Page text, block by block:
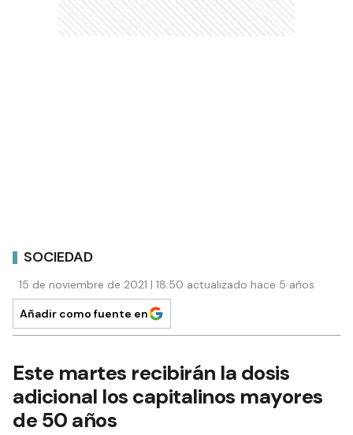
SOCIEDAD
15 de noviembre de 2021 | 18:50 actualizado hace 5 años
Añadir como fuente en
Este martes recibirán la dosis
adicional los capitalinos mayores
de 50 años